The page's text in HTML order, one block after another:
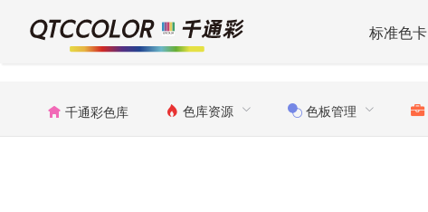
标准色卡
千通彩色库 色库资源 色板管理